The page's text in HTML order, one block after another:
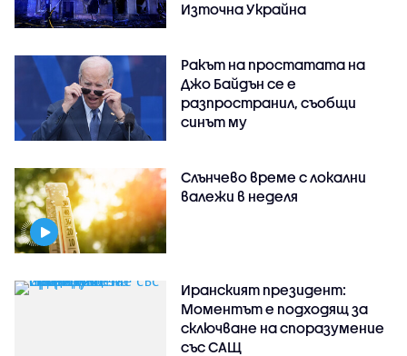
Източна Украйна
Ракът на простатата на
Джо Байдън се е
разпространил, съобщи
синът му
Слънчево време с локални
валежи в неделя
Иранският президент:
Моментът е подходящ за
сключване на споразумение
със САЩ